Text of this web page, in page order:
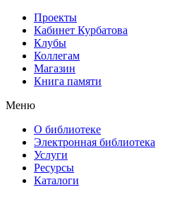
Проекты
Кабинет Курбатова
Клубы
Коллегам
Магазин
Книга памяти
Меню
О библиотеке
Электронная библиотека
Услуги
Ресурсы
Каталоги